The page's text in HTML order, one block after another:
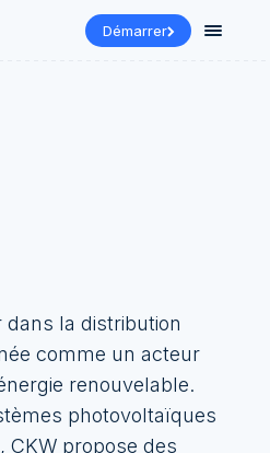
Démarrer
la distribution
comme un acteur
renouvelable.
photovoltaïques
CKW propose des